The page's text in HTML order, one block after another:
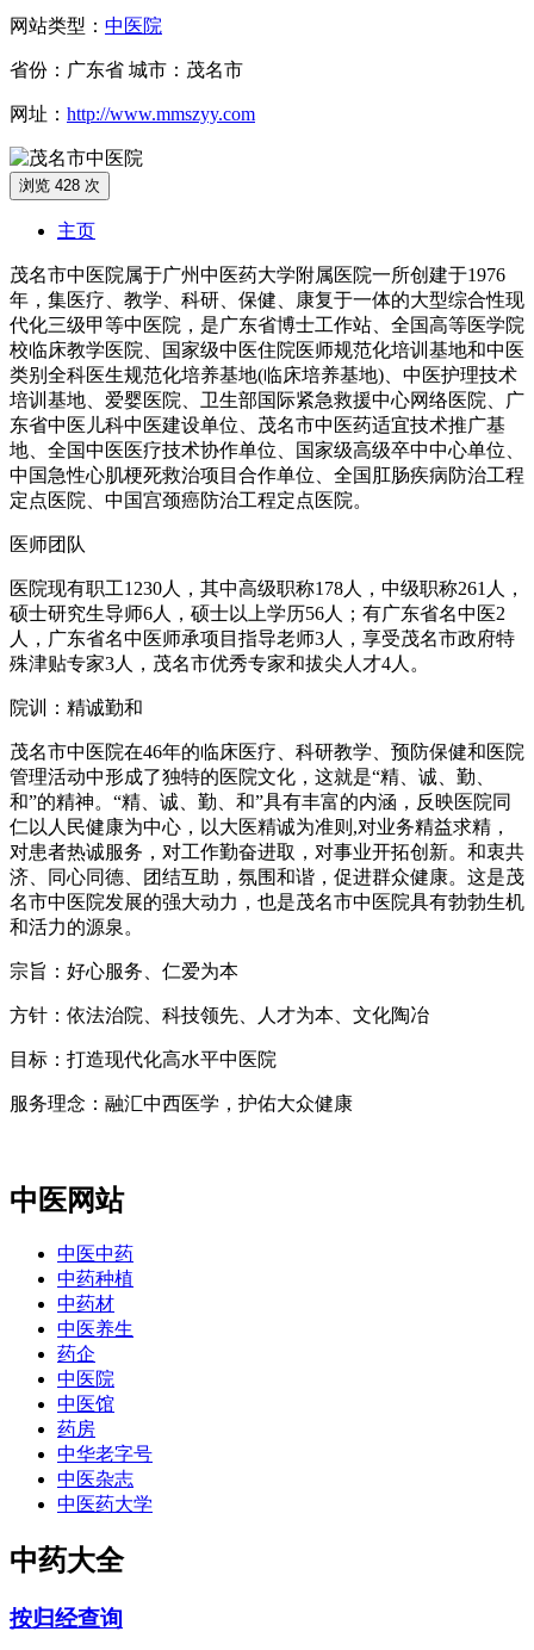
网站类型： 中医院
省份：广东省 城市：茂名市
网址： http://www.mmszyy.com
浏览 428 次
主页
茂名市中医院属于广州中医药大学附属医院一所创建于1976
年，集医疗、教学、科研、保健、康复于一体的大型综合性现
代化三级甲等中医院，是广东省博士工作站、全国高等医学院
校临床教学医院、国家级中医住院医师规范化培训基地和中医
类别全科医生规范化培养基地(临床培养基地)、中医护理技术
培训基地、爱婴医院、卫生部国际紧急救援中心网络医院、广
东省中医儿科中医建设单位、茂名市中医药适宜技术推广基
地、全国中医医疗技术协作单位、国家级高级卒中中心单位、
中国急性心肌梗死救治项目合作单位、全国肛肠疾病防治工程
定点医院、中国宫颈癌防治工程定点医院。
医师团队
医院现有职工1230人，其中高级职称178人，中级职称261人，
硕士研究生导师6人，硕士以上学历56人；有广东省名中医2
人，广东省名中医师承项目指导老师3人，享受茂名市政府特
殊津贴专家3人，茂名市优秀专家和拔尖人才4人。
院训：精诚勤和
茂名市中医院在46年的临床医疗、科研教学、预防保健和医院
管理活动中形成了独特的医院文化，这就是“精、诚、勤、
和”的精神。“精、诚、勤、和”具有丰富的内涵，反映医院同
仁以人民健康为中心，以大医精诚为准则,对业务精益求精，
对患者热诚服务，对工作勤奋进取，对事业开拓创新。和衷共
济、同心同德、团结互助，氛围和谐，促进群众健康。这是茂
名市中医院发展的强大动力，也是茂名市中医院具有勃勃生机
和活力的源泉。
宗旨：好心服务、仁爱为本
方针：依法治院、科技领先、人才为本、文化陶冶
目标：打造现代化高水平中医院
服务理念：融汇中西医学，护佑大众健康
中医网站
中医中药
中药种植
中药材
中医养生
药企
中医院
中医馆
药房
中华老字号
中医杂志
中医药大学
中药大全
按归经查询